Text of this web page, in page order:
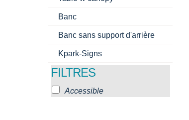
Banc
Banc sans support d'arrière
Kpark-Signs
FILTRES
Accessible